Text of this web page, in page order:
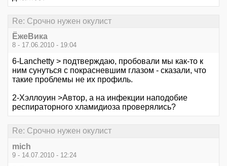
Re: Срочно нужен окулист
ЁжеВика
8 - 17.06.2010 - 19:04
6-Lanchetty > подтверждаю, пробовали мы как-то к
ним сунуться с покрасневшим глазом - сказали, что
такие проблемы не их профиль.
2-Хэллоуин >Автор, а на инфекции наподобие
респираторного хламидиоза проверялись?
Re: Срочно нужен окулист
mich
9 - 14.07.2010 - 12:24